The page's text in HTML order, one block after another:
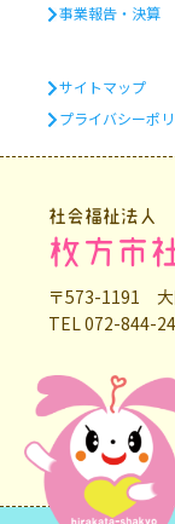
事業報告・決算
サイトマップ
プライバシーポ
社会福祉法人
枚方市
〒573-1191 大
TEL 072-844-